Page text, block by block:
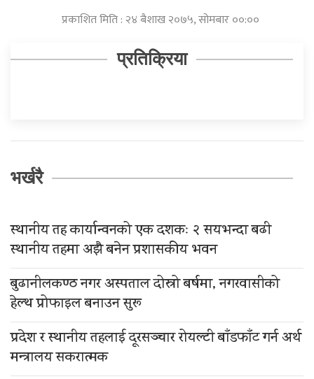
प्रकाशित मिति : २४ बैशाख २०७५, सोमबार ००:००
प्रतिक्रिया
भर्खरै
स्थानीय तह कार्यान्वनको एक दशकः २ सयभन्दा बढी
स्थानीय तहमा अझै बनेन प्रशासकीय भवन
बुढानीलकण्ठ नगर अस्पताल दोस्रो बर्षमा, नगरवासीको
हेल्थ प्रोफाइल बनाउन सुरू
प्रदेश र स्थानीय तहलाई दूरसञ्चार रोयल्टी बाँडफाँट गर्न अर्थ
मन्त्रालय सकरात्मक